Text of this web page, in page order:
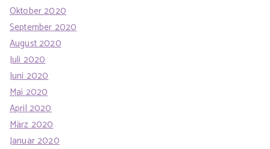
Oktober 2020
September 2020
August 2020
Juli 2020
Juni 2020
Mai 2020
April 2020
März 2020
Januar 2020